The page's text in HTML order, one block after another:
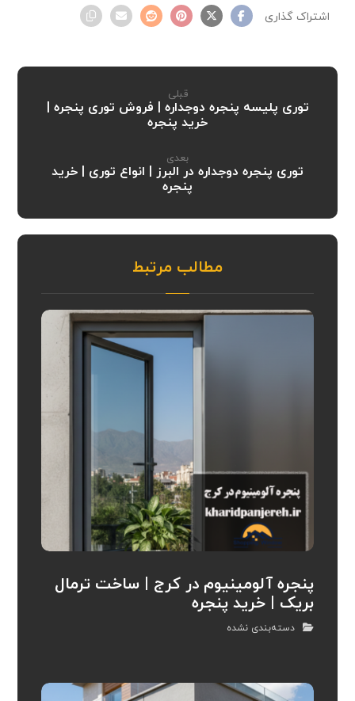
قبلی
توری پلیسه پنجره دوجداره | فروش توری پنجره |
خرید پنجره
بعدی
توری پنجره دوجداره در البرز | انواع توری | خرید
پنجره
مطالب مرتبط
پنجره آلومینیوم در کرج | ساخت ترمال
بریک | خرید پنجره
دسته‌بندی نشده